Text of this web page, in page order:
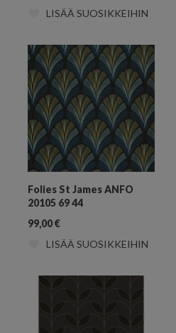
LISÄÄ SUOSIKKEIHIN
Folies St James ANFO
20105 69 44
99,00€
LISÄÄ SUOSIKKEIHIN